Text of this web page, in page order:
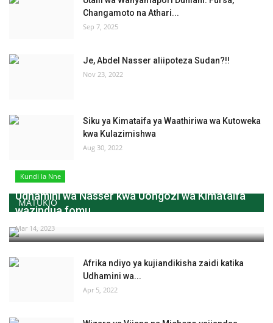
Changamoto na Athari...
Sep 7, 2025
Je, Abdel Nasser aliipoteza Sudan?!!
Nov 23, 2022
Siku ya Kimataifa ya Waathiriwa wa Kutoweka
kwa Kulazimishwa
Aug 30, 2022
MATUKIO
Kundi la Nne
Udhamini wa Nasser kwa Uongozi wa Kimataifa
wazindua fomu...
Mar 14, 2023
Afrika ndiyo ya kujiandikisha zaidi katika
Udhamini wa...
Apr 5, 2022